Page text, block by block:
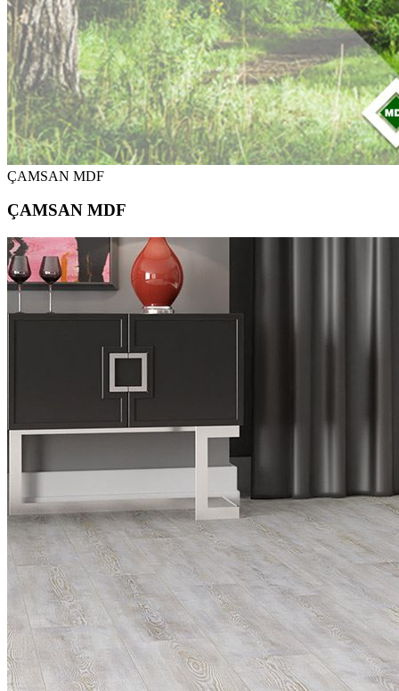
ÇAMSAN MDF
ÇAMSAN MDF